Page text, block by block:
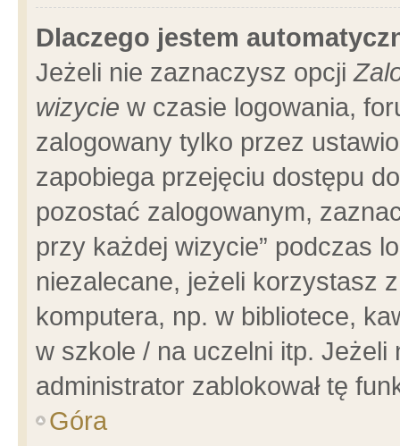
Dlaczego jestem
Jeżeli nie zaznaczysz opcji
wizycie w czasie logowania,
zalogowany tylko przez
zapobiega przejęciu dostępu
pozostać zalogowanym,
przy każdej wizycie” podczas
niezalecane, jeżeli korzystasz
komputera, np. w bibliotece,
w szkole / na uczelni itp.
administrator zablokował tę
Góra